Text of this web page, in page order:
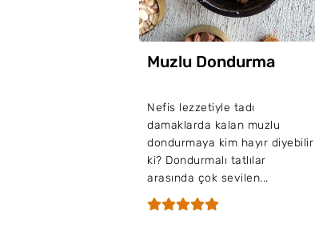
Muzlu Dondurma
Nefis lezzetiyle tadı
damaklarda kalan muzlu
dondurmaya kim hayır diyebilir
ki? Dondurmalı tatlılar
arasında çok sevilen...